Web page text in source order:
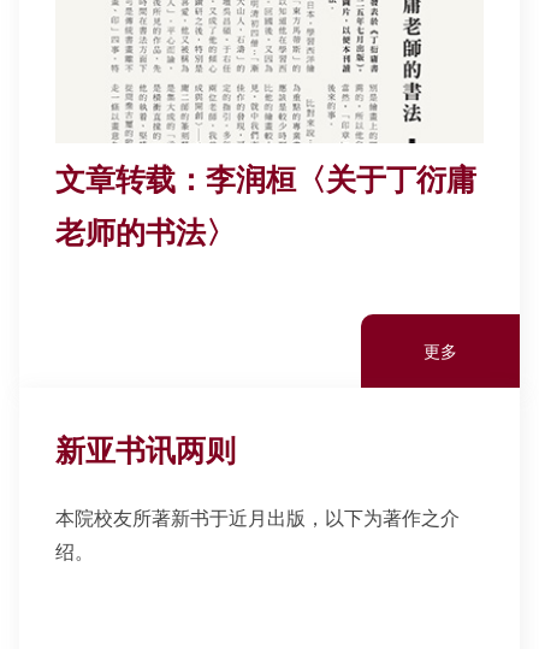
新亚影集
教职员参与
校友联系
文章转载：李润桓〈关于丁衍庸
老师的书法〉
更多
新亚书讯两则
本院校友所著新书于近月出版，以下为著作之介
绍。